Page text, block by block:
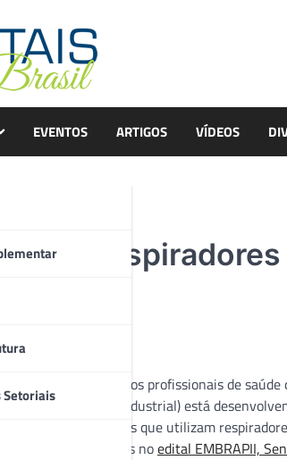
Setoriais
EVENTOS ARTIGOS VÍDEOS
para
maior segurança aos profissionais de
e Inovação Industrial) está
por pacientes que utilizam
dos dez selecionados noedital EMBRAPII,